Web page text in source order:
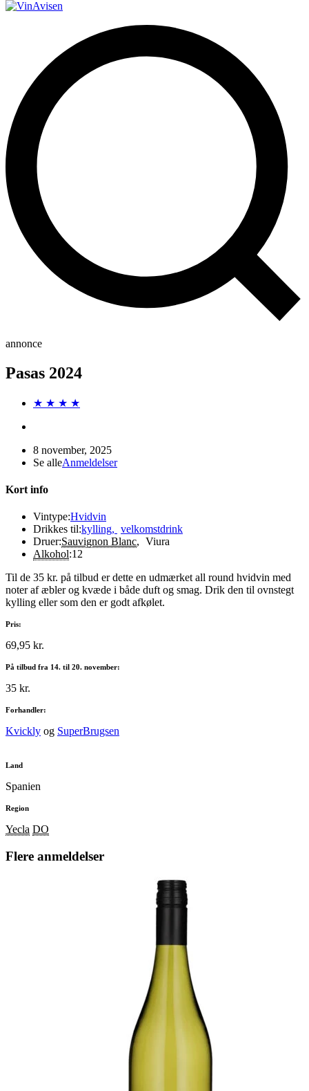
annonce
Pasas 2024
★ ★ ★ ★
8 november, 2025
Se alleAnmeldelser
Kort info
Vintype:Hvidvin
Drikkes til:kylling, velkomstdrink
Druer:Sauvignon Blanc, Viura
Alkohol:12
Til de 35 kr. på tilbud er dette en udmærket all round hvidvin med
noter af æbler og kvæde i både duft og smag. Drik den til ovnstegt
kylling eller som den er godt afkølet.
Pris:
69,95 kr.
På tilbud fra 14. til 20. november:
35 kr.
Forhandler:
Kvickly og SuperBrugsen
Land
Spanien
Region
Yecla DO
Flere anmeldelser